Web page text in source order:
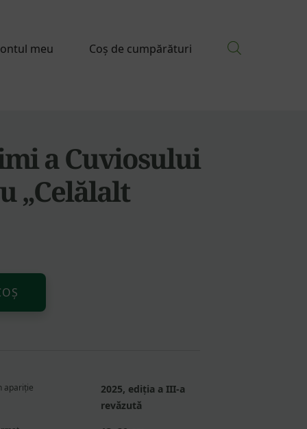
meu Coș de cumpărături
a Cuviosului
„Celălalt
Alternative:
apariție
2025, ediția a III-a
revăzută